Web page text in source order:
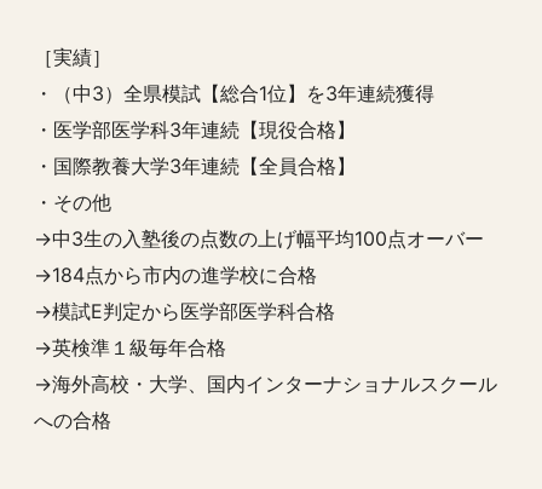
［実績］
・（中3）全県模試【総合1位】を3年連続獲得
・医学部医学科3年連続【現役合格】
・国際教養大学3年連続【全員合格】
・その他
→中3生の入塾後の点数の上げ幅平均100点オーバー
→184点から市内の進学校に合格
→模試E判定から医学部医学科合格
→英検準１級毎年合格
→海外高校・大学、国内インターナショナルスクール
への合格